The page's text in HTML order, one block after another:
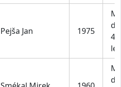
Pejša Jan 1975
do
49
let
do